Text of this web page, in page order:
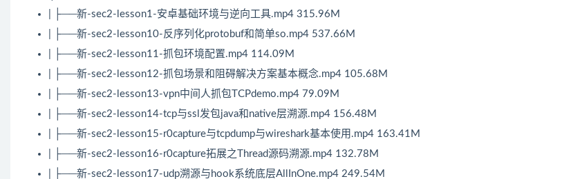
| ├──新-sec2-lesson1-安卓基础环境与逆向工具.mp4 315.96M
| ├──新-sec2-lesson10-反序列化protobuf和简单so.mp4 537.66M
| ├──新-sec2-lesson11-抓包环境配置.mp4 114.09M
| ├──新-sec2-lesson12-抓包场景和阻碍解决方案基本概念.mp4 105.68M
| ├──新-sec2-lesson13-vpn中间人抓包TCPdemo.mp4 79.09M
| ├──新-sec2-lesson14-tcp与ssl发包java和native层溯源.mp4 156.48M
| ├──新-sec2-lesson15-r0capture与tcpdump与wireshark基本使用.mp4 163.41M
| ├──新-sec2-lesson16-r0capture拓展之Thread源码溯源.mp4 132.78M
| ├──新-sec2-lesson17-udp溯源与hook系统底层AllInOne.mp4 249.54M